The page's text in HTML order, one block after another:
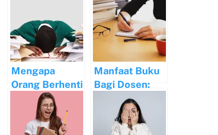
Mengapa
Orang Berhenti
Menulis dan
Mengatasinya
Manfaat Buku
Bagi Dosen:
Mengembangk
Pengetahuan